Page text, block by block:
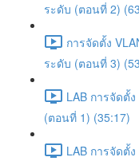
ระดับ (ตอนที่ 2)
การจัดตั้ง
ระดับ (ตอนที่ 3)
LAB การจัดตั้
(ตอนที่ 1) (35:17)
LAB การจัดตั้